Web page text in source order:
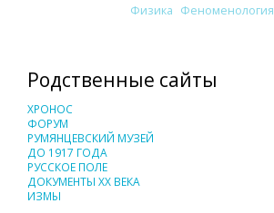
Физика Феноменология
Родственные сайты
ХРОНОС
ФОРУМ
РУМЯНЦЕВСКИЙ МУЗЕЙ
ДО 1917 ГОДА
РУССКОЕ ПОЛЕ
ДОКУМЕНТЫ XX ВЕКА
ИЗМЫ